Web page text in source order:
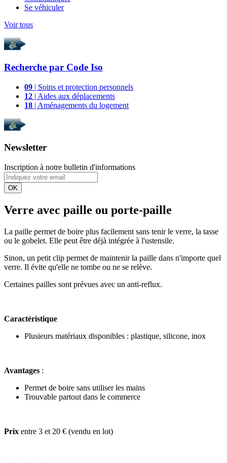
Se véhiculer
Voir tous
Recherche par Code Iso
09 | Soins et protection personnels
12 | Aides aux déplacements
18 | Aménagements du logement
Newsletter
Inscription à notre bulletin d'informations
OK
Verre avec paille ou porte-paille
La paille permet de boire plus facilement sans tenir le verre, la tasse
ou le gobelet. Elle peut être déjà intégrée à l'ustensile.
Sinon, un petit clip permet de maintenir la paille dans n'importe quel
verre. Il évite qu'elle ne tombe ou ne se relève.
Certaines pailles sont prévues avec un anti-reflux.
Caractéristique
Plusieurs matériaux disponibles : plastique, silicone, inox
Avantages :
Permet de boire sans utiliser les mains
Trouvable partout dans le commerce
Prix entre 3 et 20 € (vendu en lot)